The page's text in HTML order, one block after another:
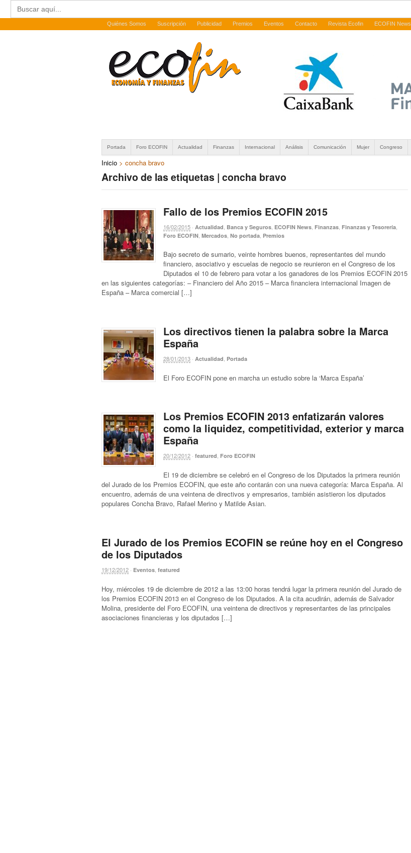
Buscar:
Quiénes Somos Suscripción Publicidad Premios Eventos Contacto Revista Ecofin ECOFIN News
Portada Foro ECOFIN Actualidad Finanzas Internacional Análisis Comunicación Mujer Congreso
Inicio > concha bravo
Archivo de las etiquetas | concha bravo
Fallo de los Premios ECOFIN 2015
16/02/2015 · Actualidad Banca y Seguros ECOFIN News Finanzas Finanzas y Tesorería
Foro ECOFIN Mercados No portada Premios
Bajo secreto de sumario, veinte hombres buenos, representantes del mundo
financiero, asociativo y escuelas de negocio se reunieron en el Congreso de los
Diputados el 10 de febrero para votar a los ganadores de los Premios ECOFIN 2015
en las siguientes categorías: – Financiero del Año 2015 – Marca financiera internacional Imagen de
España – Marca comercial […]
Los directivos tienen la palabra sobre la Marca
España
28/01/2013 · Actualidad Portada
El Foro ECOFIN pone en marcha un estudio sobre la ‘Marca España’
Los Premios ECOFIN 2013 enfatizarán valores
como la liquidez, competitividad, exterior y marca
España
20/12/2012 · featured, Foro ECOFIN
El 19 de diciembre se celebró en el Congreso de los Diputados la primera reunión
del Jurado de los Premios ECOFIN, que este año contarán con una nueva categoría: Marca España. Al
encuentro, además de una veintena de directivos y empresarios, también asistieron los diputados
populares Concha Bravo, Rafael Merino y Matilde Asian.
El Jurado de los Premios ECOFIN se reúne hoy en el Congreso
de los Diputados
19/12/2012 · Eventos featured
Hoy, miércoles 19 de diciembre de 2012 a las 13:00 horas tendrá lugar la primera reunión del Jurado de
los Premios ECOFIN 2013 en el Congreso de los Diputados. A la cita acudirán, además de Salvador
Molina, presidente del Foro ECOFIN, una veintena de directivos y representantes de las principales
asociaciones financieras y los diputados […]